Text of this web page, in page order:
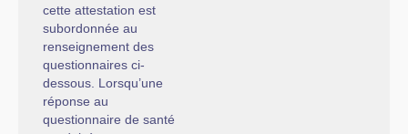
cette attestation est
subordonnée au
renseignement des
questionnaires ci-
dessous. Lorsqu’une
réponse au
questionnaire de santé